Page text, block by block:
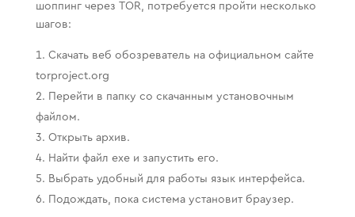
шоппинг через TOR, потребуется пройти несколько
шагов:
Скачать веб обозреватель на официальном сайте
torproject.org
Перейти в папку со скачанным установочным
файлом.
Открыть архив.
Найти файл exe и запустить его.
Выбрать удобный для работы язык интерфейса.
Подождать, пока система установит браузер.